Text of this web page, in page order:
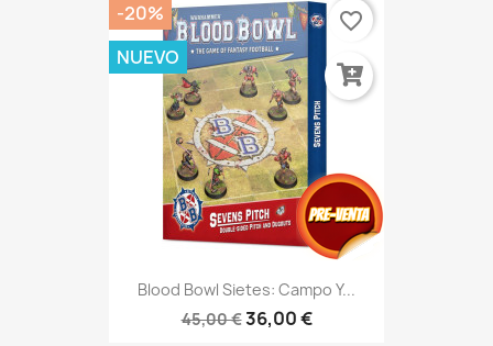
Blood Bowl Sietes: Campo Y...
45,00 €36,00 €
-20%
NUEVO
favorite_border